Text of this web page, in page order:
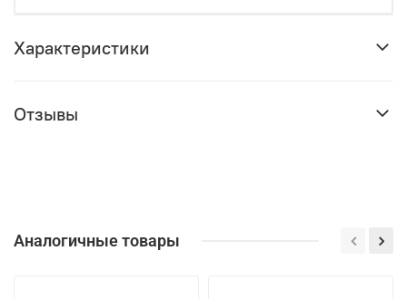
Характеристики
Отзывы
Аналогичные товары